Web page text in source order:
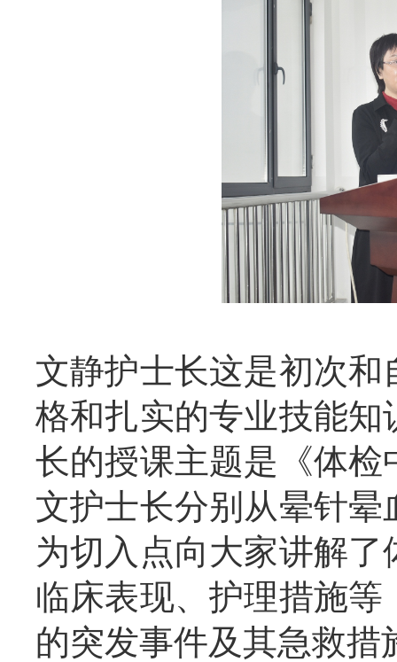
文静护士长这是初次
格和扎实的专业技能
长的授课主题是《体
文护士长分别从晕针
为切入点向大家讲解
临床表现、护理措施
的突发事件及其急救措